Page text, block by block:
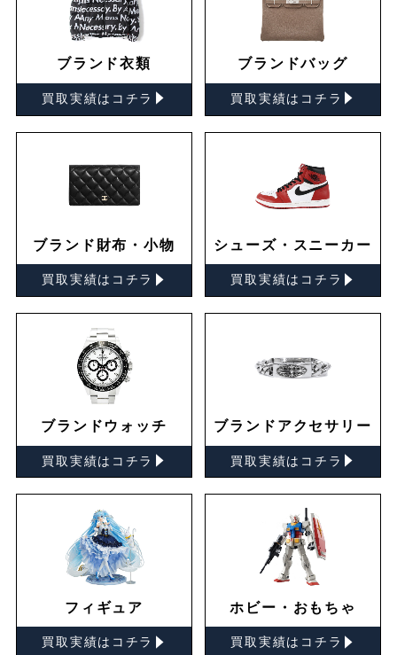
ブランド衣類
買取実績はコチラ ▸
ブランドバッグ
買取実績はコチラ ▸
ブランド財布・小物
買取実績はコチラ ▸
シューズ・スニーカー
買取実績はコチラ ▸
ブランドウォッチ
買取実績はコチラ ▸
ブランドアクセサリー
買取実績はコチラ ▸
フィギュア
買取実績はコチラ ▸
ホビー・おもちゃ
買取実績はコチラ ▸